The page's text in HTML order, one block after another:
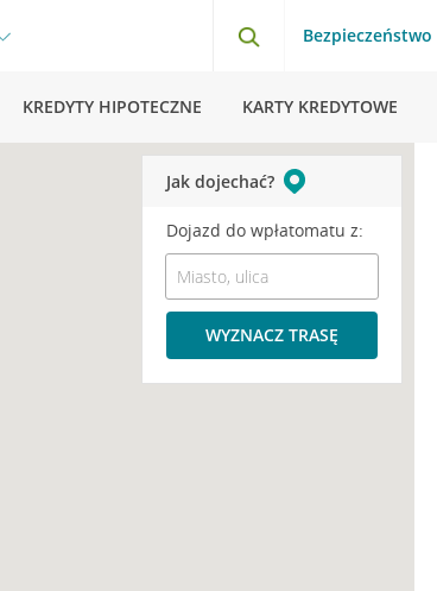
Bezpieczeństwo
KREDYTY HIPOTECZNE KARTY KREDYTOWE
Jak dojechać?
Dojazd do wpłatomatu z:
WYZNACZ TRASĘ